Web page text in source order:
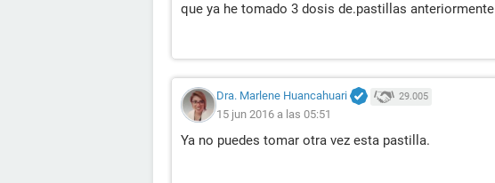
que ya he tomado 3 dosis de.pastillas anteriormente
Dra. Marlene Huancahuari 29.005
15 jun 2016 a las 05:51
Ya no puedes tomar otra vez esta pastilla.